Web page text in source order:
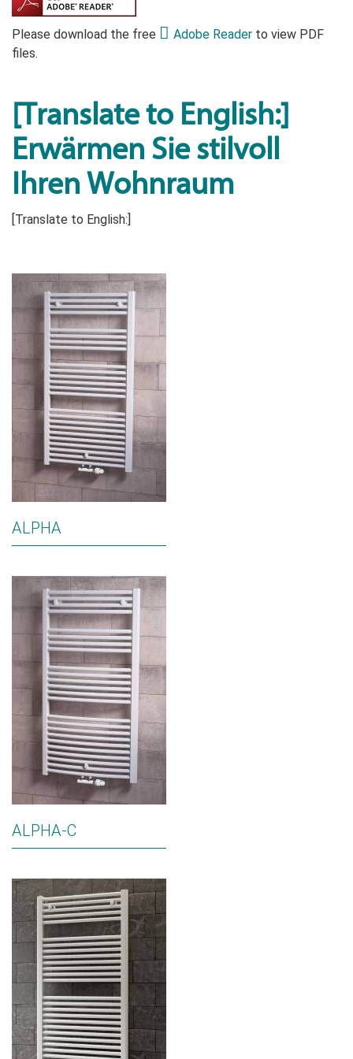
Please download the free Adobe Reader to view PDF
files.
[Translate to English:]
Erwärmen Sie stilvoll
Ihren Wohnraum
[Translate to English:]
ALPHA
ALPHA-C